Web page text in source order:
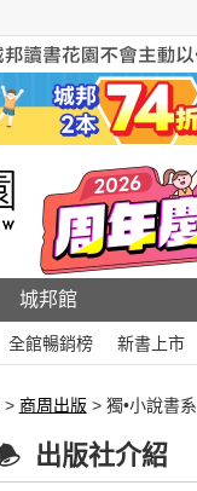
城邦館
全館暢銷榜 新書上市
> 商周出版 > 獨•小說書系
出版社介紹